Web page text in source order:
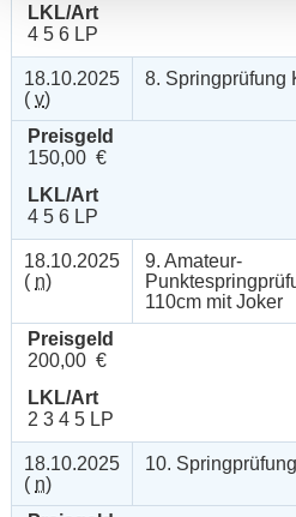
LKL/Art
4 5 6 LP
18.10.2025
( v)
8. Springprüfung
Preisgeld
150,00 €
LKL/Art
4 5 6 LP
18.10.2025
( n)
9. Amateur-
110cm mit Joker
Preisgeld
200,00 €
LKL/Art
2 3 4 5 LP
18.10.2025
( n)
10.